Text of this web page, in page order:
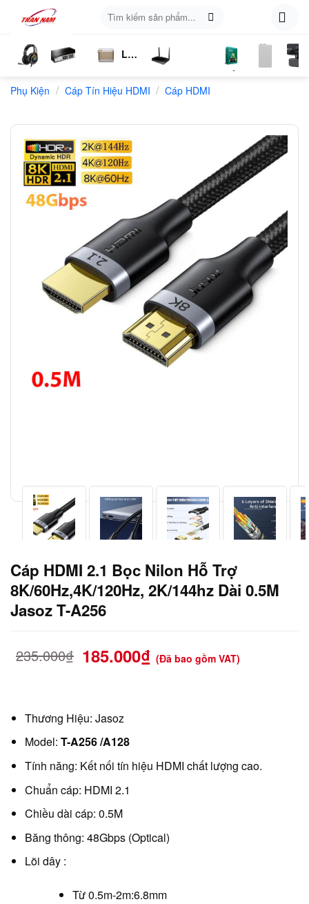
content
kiếm:
Nghe
Chia
Loa
LTE
Sóng
Phần
Phụ Kiện / Cáp Tín Hiệu HDMI / Cáp HDMI
Cáp HDMI 2.1 Bọc Nilon Hỗ Trợ
8K/60Hz,4K/120Hz, 2K/144hz Dài 0.5M
Jasoz T-A256
235.000₫ 185.000₫ (Đã bao gồm VAT)
Thương Hiệu: Jasoz
Model: T-A256 /A128
Tính năng: Kết nối tín hiệu HDMI chất lượng cao.
Chuẩn cáp: HDMI 2.1
Chiều dài cáp: 0.5M
Băng thông: 48Gbps (Optical)
Lõi dây :
Từ 0.5m-2m:6.8mm